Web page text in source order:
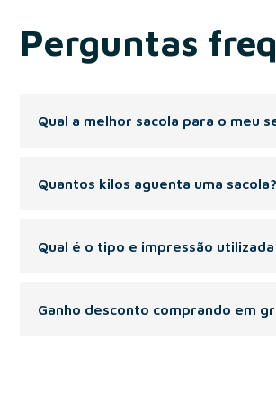
Perguntas
Qual a melhor sacola para o meu
Quantos kilos aguenta uma sacola?
Qual é o tipo e impressão utilizada
Ganho desconto comprando em